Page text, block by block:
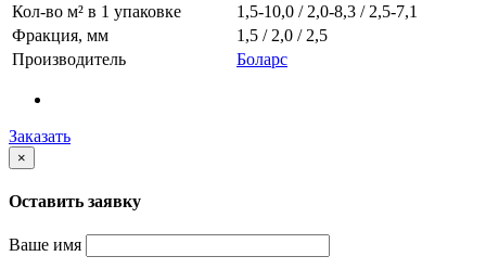
Кол-во м² в 1 упаковке
1,5-10,0 / 2,0-8,3 / 2,5-7,1
Фракция, мм
1,5 / 2,0 / 2,5
Производитель
Боларс
Заказать
×
Оставить заявку
Ваше имя